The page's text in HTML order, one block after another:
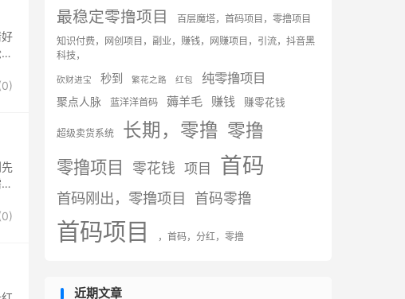
0)
0)
最稳定零撸项目
百层魔塔，首码项目，零撸项目
知识付费，网创项目，副业，赚钱，网赚项目，引流，抖音黑
科技，
砍财进宝 秒到 繁花之路 红包 纯零撸项目
聚点人脉 蓝洋洋首码 薅羊毛 赚钱 赚零花钱
超级卖货系统 长期，零撸 零撸
零撸项目 零花钱 项目 首码
首码刚出，零撸项目 首码零撸
首码项目 ，首码，分红，零撸
近期文章